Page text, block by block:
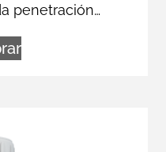
penetración…